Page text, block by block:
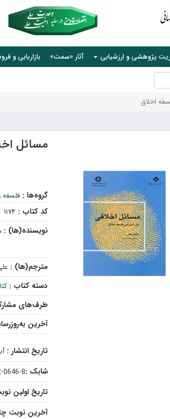
پژوهشی و ارزشیابی آثار «سمت» بازاریابی و
اخلاق
مسائل
گروه‌ها :فلسفه
کد کتاب : ۱۱۷۴
نویسنده(ها) :
مترجم(ها) :
دسته کتاب :
طرف‌های
آخرین
تاریخ انتشار :
شابک :0646-8
تاریخ اولین
آخرین نوبت